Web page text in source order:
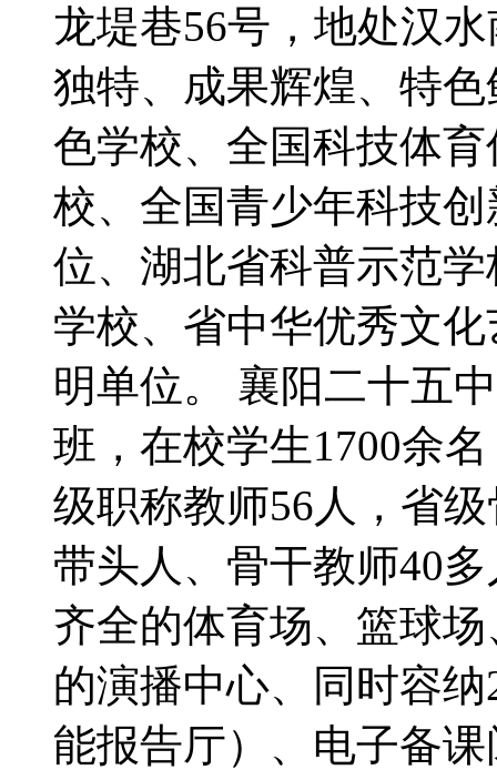
龙堤巷56号，地处汉
独特、成果辉煌、特
色学校、全国科技体
校、全国青少年科技
位、湖北省科普示范
学校、省中华优秀文
明单位。 襄阳二十五
班，在校学生1700余
级职称教师56人，省
带头人、骨干教师40
齐全的体育场、篮球
的演播中心、同时容
能报告厅）、电子备